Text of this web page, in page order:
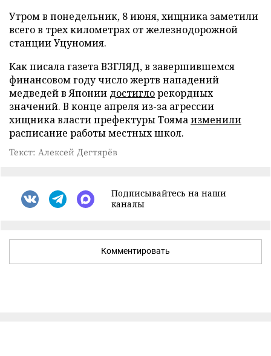
Утром в понедельник, 8 июня, хищника заметили
всего в трех километрах от железнодорожной
станции Уцуномия.
Как писала газета ВЗГЛЯД, в завершившемся
финансовом году число жертв нападений
медведей в Японии достиглорекордных
значений. В конце апреля из-за агрессии
хищника власти префектуры Тоямаизменили
расписание работы местных школ.
Текст: Алексей Дегтярёв
Подписывайтесь на наши
каналы
Комментировать